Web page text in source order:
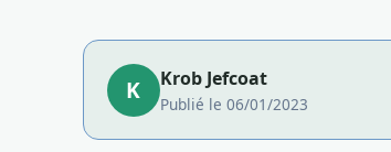
K Krob Jefcoat
Publié le 06/01/2023